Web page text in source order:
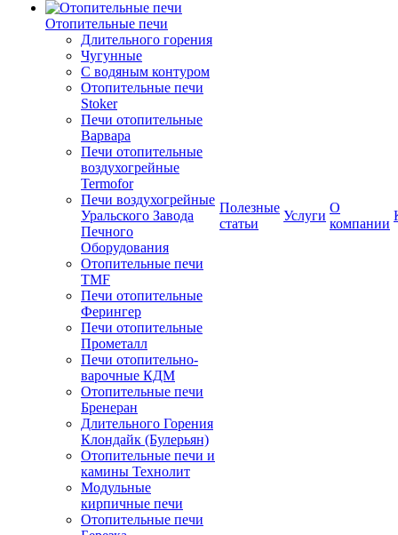
Отопительные печи
Длительного горения
Чугунные
C водяным контуром
Отопительные печи
Stoker
Печи отопительные
Варвара
Печи отопительные
воздухогрейные
Termofor
Печи воздухогрейные
Уральского Завода
Печного
Оборудования
Отопительные печи
TMF
Печи отопительные
Ферингер
Печи отопительные
Прометалл
Печи отопительно-
варочные КДМ
Отопительные печи
Бренеран
Длительного Горения
Клондайк (Булерьян)
Отопительные печи и
камины Технолит
Модульные
кирпичные печи
Отопительные печи
Полезные
статьи
Услуги
О
компании